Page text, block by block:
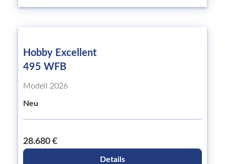
Hobby Excellent
495 WFB
Modell 2026
Neu
28.680 €
Details